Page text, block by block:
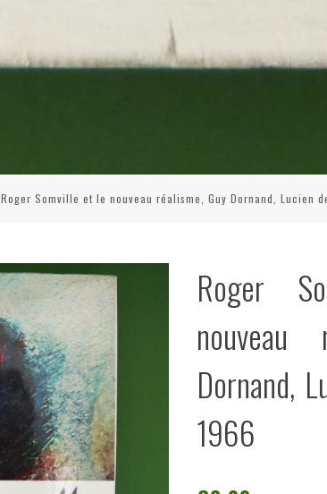
Roger Somville et le nouveau réalisme, Guy Dornand, Lucien
Roger
nouveau
Dornand,
1966